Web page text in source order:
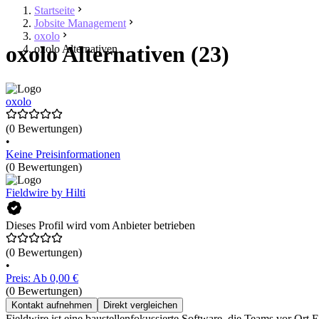
Startseite
Jobsite Management
oxolo
oxolo Alternativen
oxolo Alternativen (23)
oxolo
(0 Bewertungen)
•
Keine Preisinformationen
(0 Bewertungen)
Fieldwire by Hilti
Dieses Profil wird vom Anbieter betrieben
(0 Bewertungen)
•
Preis: Ab 0,00 €
(0 Bewertungen)
Kontakt aufnehmen Direkt vergleichen